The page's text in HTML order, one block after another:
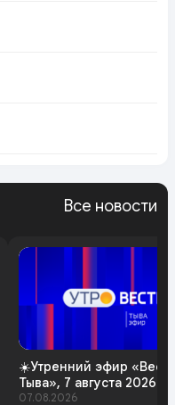
Все новости
☀️Утренний эфир
Тыва», 7 августа 2026
07.08.2026